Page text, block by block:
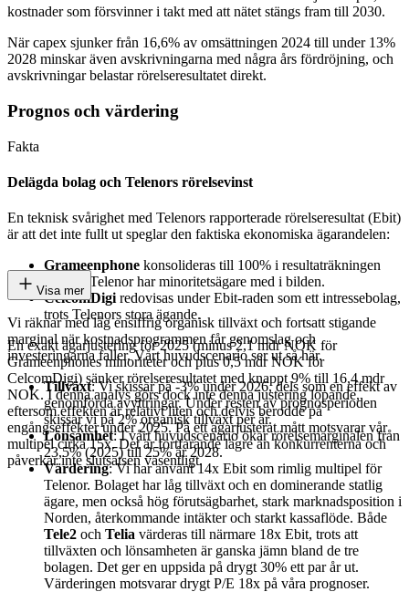
kostnader som försvinner i takt med att nätet stängs fram till 2030.
När capex sjunker från 16,6% av omsättningen 2024 till under 13%
2028 minskar även avskrivningarna med några års fördröjning, och
avskrivningar belastar rörelseresultatet direkt.
Prognos och värdering
Fakta
Delägda bolag och Telenors rörelsevinst
En teknisk svårighet med Telenors rapporterade rörelseresultat (Ebit)
är att det inte fullt ut speglar den faktiska ekonomiska ägarandelen:
Grameenphone konsolideras till 100% i resultaträkningen
trots att Telenor har minoritetsägare med i bilden.
CelcomDigi redovisas under Ebit-raden som ett intressebolag,
trots Telenors stora ägande.
En exakt ägarjustering för 2025 (minus 2,1 mdr NOK för
Grameenphones minoriteter och plus 0,5 mdr NOK för
CelcomDigi) sänker rörelseresultatet med knappt 9% till 16,4 mdr
NOK. I denna analys görs dock inte denna justering löpande,
eftersom effekten är relativt liten och delvis berodde på
engångseffekter under 2025. På ett ägarjusterat mått motsvarar vår
multipel cirka 15x. Det är fortfarande lägre än konkurrenterna och
påverkar inte slutsatsen väsentligt.
Visa mer
Vi räknar med låg ensiffrig organisk tillväxt och fortsatt stigande
marginal när kostnadsprogrammen får genomslag och
investeringarna faller. Vårt huvudscenario ser ut så här.
Tillväxt: Vi skissar på -3% under 2026, dels som en effekt av
genomförda avyttringar. Under resten av prognosperioden
skissar vi på 2% organisk tillväxt per år.
Lönsamhet: I vårt huvudscenario ökar rörelsemarginalen från
23,5% (2025) till 25% år 2028.
Värdering: Vi har använt 14x Ebit som rimlig multipel för
Telenor. Bolaget har låg tillväxt och en dominerande statlig
ägare, men också hög förutsägbarhet, stark marknadsposition i
Norden, återkommande intäkter och starkt kassaflöde. Både
Tele2 och Telia värderas till närmare 18x Ebit, trots att
tillväxten och lönsamheten är ganska jämn bland de tre
bolagen. Det ger en uppsida på drygt 30% ett par år ut.
Värderingen motsvarar drygt P/E 18x på våra prognoser.